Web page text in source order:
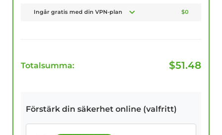
Ingår gratis med din VPN-plan $0
Totalsumma: $51.48
Förstärk din säkerhet online (valfritt)